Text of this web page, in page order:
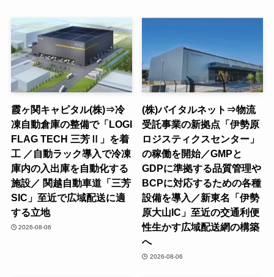
霞ヶ関キャピタル(株)⇒冷
凍自動倉庫の整備で「LOGI
FLAG TECH 三芳Ⅱ」を着
工 ／自動ラック導入で冷凍
庫内の入出庫を自動化する
施設／ 関越自動車道「三芳
SIC」至近で広域配送に適
する立地
2026-08-06
(株)バイタルネット⇒物流
受託事業の新拠点「伊勢原
ロジスティクスセンター」
の稼働を開始／GMPと
GDPに準拠する品質管理や
BCPに対応するための各種
設備を導入／新東名「伊勢
原大山IC」至近の交通利便
性生かす広域配送網の構築
へ
2026-08-06